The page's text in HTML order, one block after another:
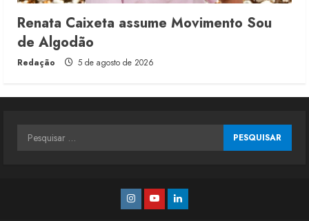
Renata Caixeta assume Movimento Sou
de Algodão
Redação 5 de agosto de 2026
Pesquisar
Instagram
YoutubeLinkedin